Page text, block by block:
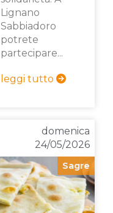
Lignano
Sabbiadoro
potrete
partecipare...
leggi tutto
domenica
24/05/2026
Sagre